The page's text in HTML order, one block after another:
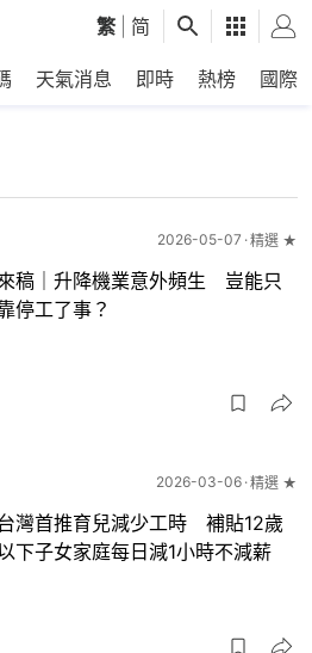
繁 简
天氣消息 即時 熱榜 國際
2026-05-07 精選 ★
稿｜升降機業意外頻生 豈能只
停工了事？
2026-03-06 精選 ★
灣首推育兒減少工時 補貼12歲
下子女家庭每日減1小時不減薪